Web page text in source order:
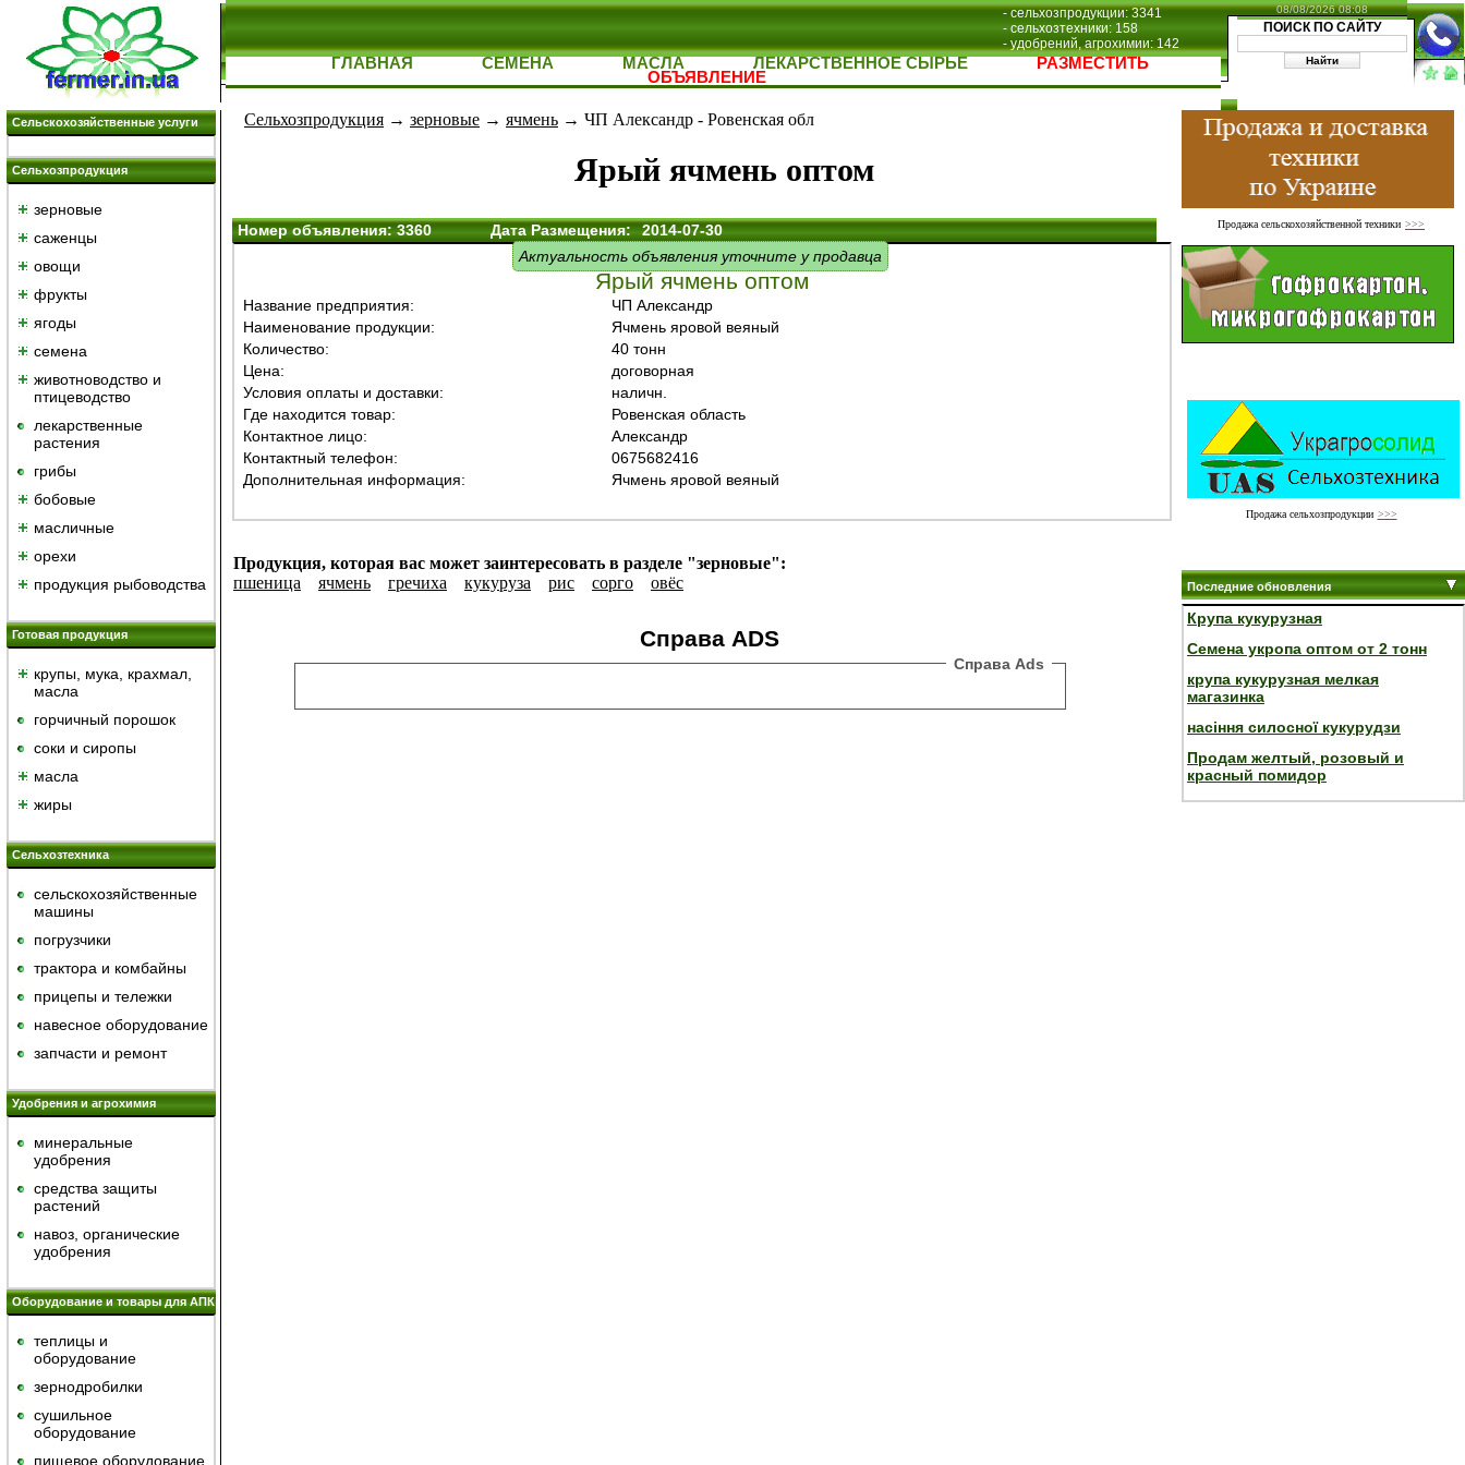
- сельхозпродукции: 3341
- сельхозтехники: 158
- удобрений, агрохимии: 142
08/08/2026 08:08
ПОИСК ПО САЙТУ
ГЛАВНАЯ СЕМЕНА МАСЛА ЛЕКАРСТВЕННОЕ СЫРЬЕ РАЗМЕСТИТЬ
ОБЪЯВЛЕНИЕ
Сельскохозяйственные услуги
Сельхозпродукция
зерновые
саженцы
овощи
фрукты
ягоды
семена
животноводство и
птицеводство
лекарственные
растения
грибы
бобовые
масличные
орехи
продукция рыбоводства
Готовая продукция
крупы, мука, крахмал,
масла
горчичный порошок
cоки и сиропы
масла
жиры
Сельхозтехника
сельскохозяйственные
машины
погрузчики
трактора и комбайны
прицепы и тележки
навесное оборудование
запчасти и ремонт
Удобрения и агрохимия
минеральные
удобрения
средства защиты
растений
навоз, органические
удобрения
Оборудование и товары для АПК
теплицы и
оборудование
зернодробилки
сушильное
оборудование
пищевое оборудование
Сельхозпродукция → зерновые → ячмень → ЧП Александр - Ровенская обл
Ярый ячмень оптом
Номер объявления: 3360 Дата Размещения:
2014-07-30
Актуальность объявления уточните у продавца
Ярый ячмень оптом
Название предприятия:
ЧП Александр
Наименование продукции:
Ячмень яровой веяный
Количество:
40 тонн
Цена:
договорная
Условия оплаты и доставки:
наличн.
Где находится товар:
Ровенская область
Контактное лицо:
Александр
Контактный телефон:
0675682416
Дополнительная информация:
Ячмень яровой веяный
Продукция, которая вас может заинтересовать в разделе "зерновые":
пшеница
ячмень гречиха кукуруза рис сорго овёс
Справа ADS
Справа Ads
Продажа сельскохозяйственной техники >>>
Продажа сельхозпродукции >>>
Последние обновления
Крупа кукурузная
Семена укропа оптом от 2 тонн
крупа кукурузная мелкая
магазинка
насіння силосної кукурудзи
Продам желтый, розовый и
красный помидор